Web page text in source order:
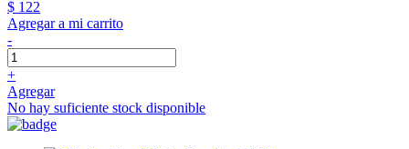
$ 122
Agregar a mi carrito
-
+
Agregar
No hay suficiente stock disponible